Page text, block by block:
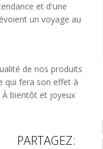
et d'une
un voyage au
de nos produits
qui fera son effet à
À bientôt et joyeux
PARTAGEZ: